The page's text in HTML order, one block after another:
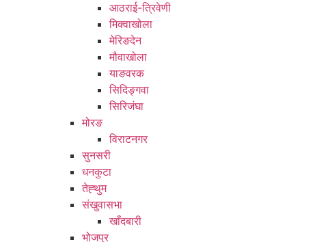
आठराई-त्रिवेणी
मिक्वाखोला
मेरिङदेन
मौवाखोला
याङवरक
सिदिङ्गवा
सिरिजंघा
मोरङ
विराटनगर
सुनसरी
धनकुटा
तेह्थुम
संखुवासभा
खाँदबारी
भोजपुर